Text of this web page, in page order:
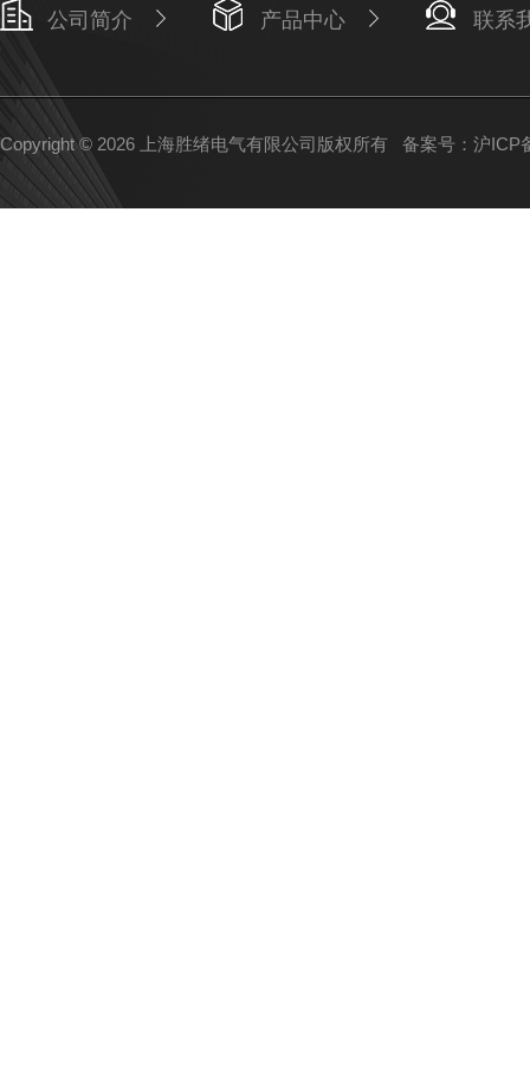
公司简介 产品中心 联系
Copyright © 2026 上海胜绪电气有限公司版权所有 备案号：沪ICP